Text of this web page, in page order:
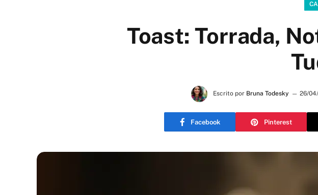
Toast: Torrada,
Escrito por Bruna Todesky 26/
Facebook Pinterest